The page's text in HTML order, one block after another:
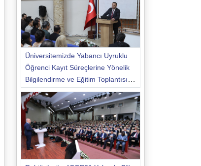
Üniversitemizde Yabancı Uyruklu
Öğrenci Kayıt Süreçlerine Yönelik
Bilgilendirme ve Eğitim Toplantısı
Düzenlendi